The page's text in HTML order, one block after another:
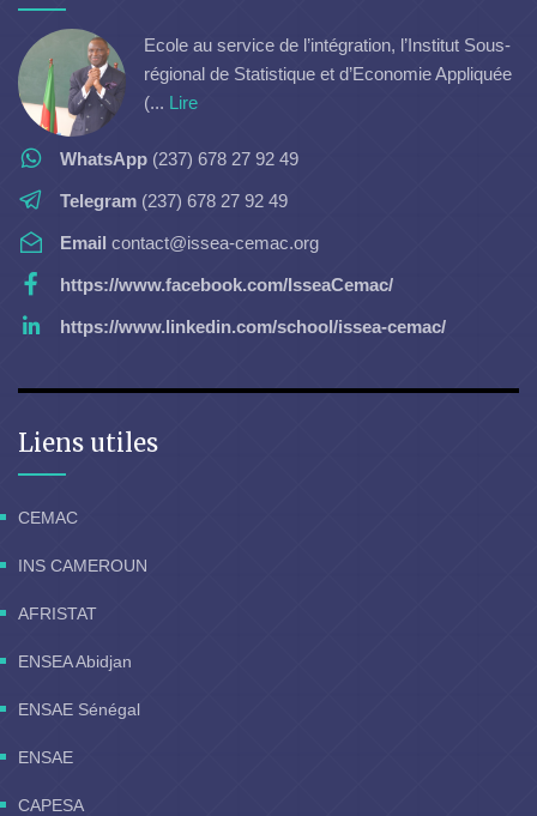
Ecole au service de l’intégration, l’Institut Sous-
régional de Statistique et d’Economie Appliquée
(... Lire
WhatsApp (237) 678 27 92 49
Telegram (237) 678 27 92 49
Email contact@issea-cemac.org
https://www.facebook.com/IsseaCemac/
https://www.linkedin.com/school/issea-cemac/
Liens utiles
CEMAC
INS CAMEROUN
AFRISTAT
ENSEA Abidjan
ENSAE Sénégal
ENSAE
CAPESA